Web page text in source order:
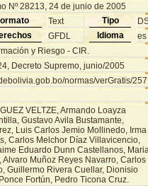
Nº 28213, 24 de junio de 2005
Text Tipo
GFDL Idioma
es
y Riesgo - CIR.
Decreto Supremo, junio/2005
normas/verGratis/
VELTZE, Armando Loayza
Gustavo Avila Bustamante,
Luis Carlos Jemio Mollinedo, Irma
Carlos Melchor Díaz Villavicencio,
Eduardo Dunn Castellanos,
Muñoz Reyes Navarro, Carlos
Guillermo Rivera Cuellar, Dionisio
Fortún, Pedro Ticona Cruz.